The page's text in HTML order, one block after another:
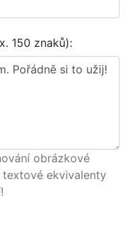
150 znaků):
obrázkové
ekvivalenty